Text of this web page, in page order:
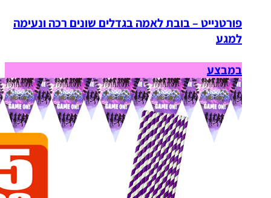
פורטנייט – בובת לאמה בגדלים שונים רכה ונעימה
למגע
במבצע